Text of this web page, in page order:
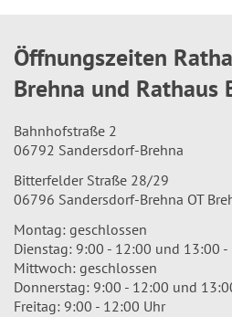
Öffnungszeiten
Brehna und Rathaus
Bahnhofstraße 2
06792 Sandersdorf-Brehna
Bitterfelder Straße 28/29
06796 Sandersdorf-Brehna OT
Montag: geschlossen
Dienstag: 9:00 - 12:00 und 13:00
Mittwoch: geschlossen
Donnerstag: 9:00 - 12:00 und
Freitag: 9:00 - 12:00 Uhr